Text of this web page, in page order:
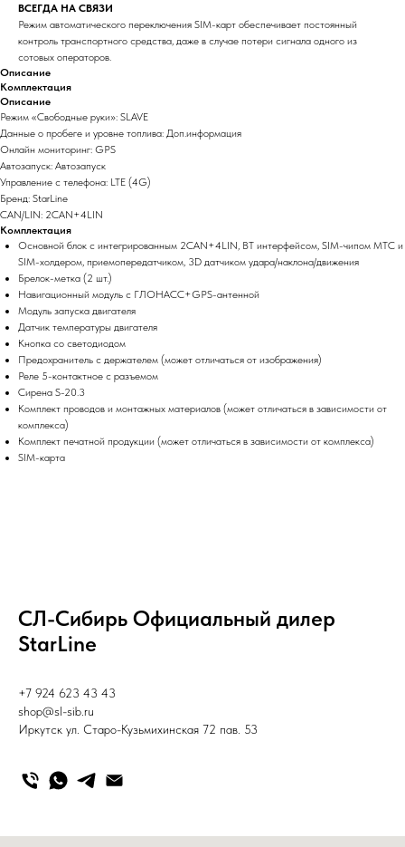
ВСЕГДА НА СВЯЗИ
Режим автоматического переключения SIM-карт обеспечивает постоянный
контроль транспортного средства, даже в случае потери сигнала одного из
сотовых операторов.
Описание
Комплектация
Описание
Режим «Свободные руки»: SLAVE
Данные о пробеге и уровне топлива: Доп.информация
Онлайн мониторинг: GPS
Автозапуск: Автозапуск
Управление с телефона: LTE (4G)
Бренд: StarLine
CAN/LIN: 2CAN+4LIN
Комплектация
Основной блок с интегрированным 2CAN+4LIN, BT интерфейсом, SIM-чипом МТС и
SIM-холдером, приемопередатчиком, 3D датчиком удара/наклона/движения
Брелок-метка (2 шт.)
Навигационный модуль с ГЛОНАСС+GPS-антенной
Модуль запуска двигателя
Датчик температуры двигателя
Кнопка со светодиодом
Предохранитель с держателем (может отличаться от изображения)
Реле 5-контактное с разъемом
Сирена S-20.3
Комплект проводов и монтажных материалов (может отличаться в зависимости от
комплекса)
Комплект печатной продукции (может отличаться в зависимости от комплекса)
SIM-карта
СЛ-Сибирь Официальный дилер
StarLine
+7 924 623 43 43
shop@sl-sib.ru
Иркутск ул. Старо-Кузьмихинская 72 пав. 53